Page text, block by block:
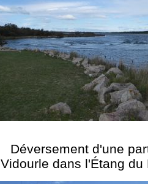
Déversement d'une
Vidourle dans l'Étang du